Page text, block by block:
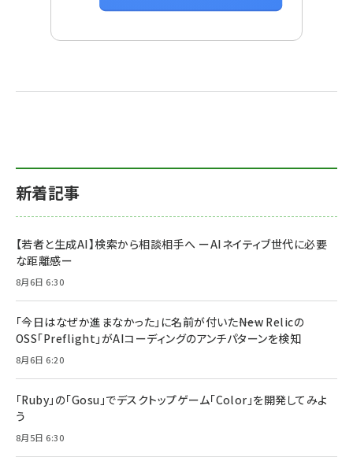
新着記事
【若者と生成AI】検索から相談相手へ ーAIネイティブ世代に必要
な距離感ー
8月6日 6:30
「今日はなぜか進まなかった」に名前が付いた――New Relicの
OSS「Preflight」がAIコーディングのアンチパターンを検知
8月6日 6:20
「Ruby」の「Gosu」でデスクトップゲーム「Color」を開発してみよ
う
8月5日 6:30